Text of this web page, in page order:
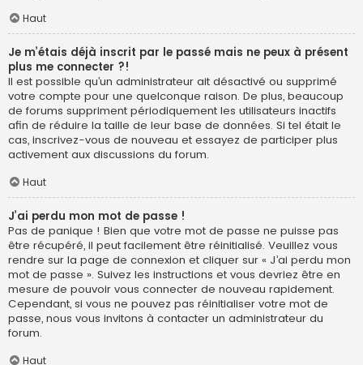
Haut
Je m’étais déjà inscrit par le passé mais ne peux à présent
plus me connecter ?!
Il est possible qu’un administrateur ait désactivé ou supprimé
votre compte pour une quelconque raison. De plus, beaucoup
de forums suppriment périodiquement les utilisateurs inactifs
afin de réduire la taille de leur base de données. Si tel était le
cas, inscrivez-vous de nouveau et essayez de participer plus
activement aux discussions du forum.
Haut
J’ai perdu mon mot de passe !
Pas de panique ! Bien que votre mot de passe ne puisse pas
être récupéré, il peut facilement être réinitialisé. Veuillez vous
rendre sur la page de connexion et cliquer sur « J’ai perdu mon
mot de passe ». Suivez les instructions et vous devriez être en
mesure de pouvoir vous connecter de nouveau rapidement.
Cependant, si vous ne pouvez pas réinitialiser votre mot de
passe, nous vous invitons à contacter un administrateur du
forum.
Haut